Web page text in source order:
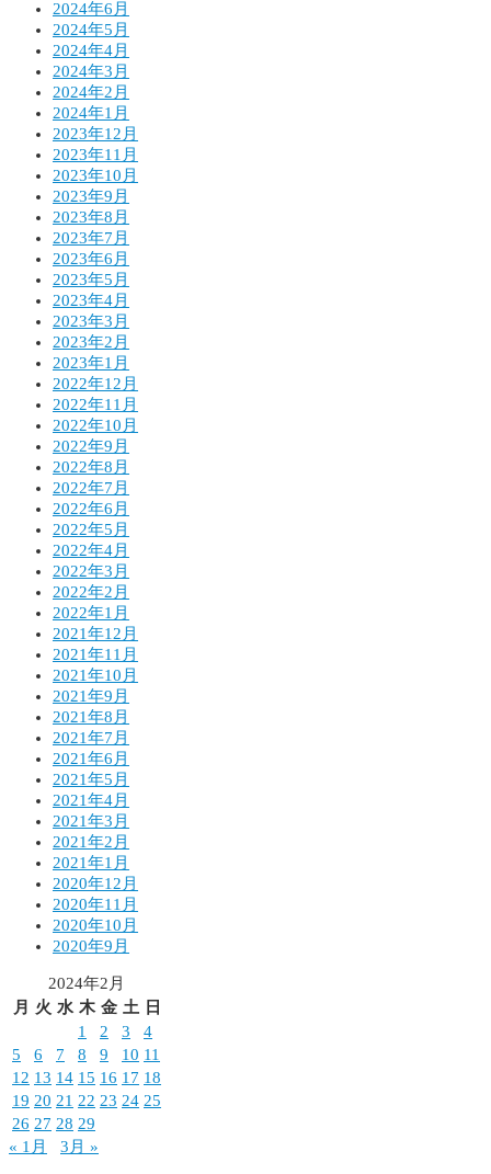
2024年6月
2024年5月
2024年4月
2024年3月
2024年2月
2024年1月
2023年12月
2023年11月
2023年10月
2023年9月
2023年8月
2023年7月
2023年6月
2023年5月
2023年4月
2023年3月
2023年2月
2023年1月
2022年12月
2022年11月
2022年10月
2022年9月
2022年8月
2022年7月
2022年6月
2022年5月
2022年4月
2022年3月
2022年2月
2022年1月
2021年12月
2021年11月
2021年10月
2021年9月
2021年8月
2021年7月
2021年6月
2021年5月
2021年4月
2021年3月
2021年2月
2021年1月
2020年12月
2020年11月
2020年10月
2020年9月
2024年2月
月
火 水 木 金 土 日
1
2 3
4
5
6 7 8 9 10 11
12 13 14 15 16 17 18
19 20 21 22 23 24 25
26 27 28 29
« 1月
3月 »